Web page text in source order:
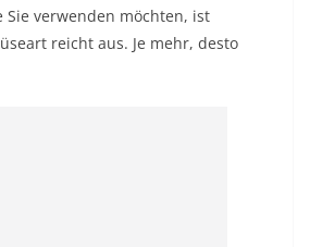
Sie verwenden möchten, ist
reicht aus. Je mehr, desto